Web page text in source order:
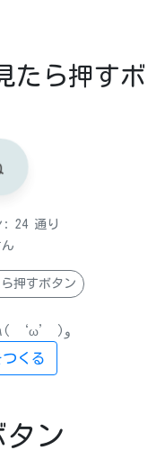
たら押すボ
: 24 通り
押すボタン
ログイン不要でかんたん٩( ‘ω’ )و
くる
タン